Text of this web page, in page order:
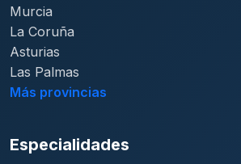
Murcia
La Coruña
Asturias
Las Palmas
Más provincias
Especialidades